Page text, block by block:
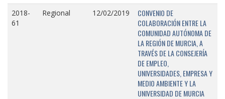
2018-
61
Regional 12/02/2019
CONVENIO DE
COLABORACIÓN ENTRE LA
COMUNIDAD AUTÓNOMA DE
LA REGIÓN DE MURCIA, A
TRAVÉS DE LA CONSEJERÍA
DE EMPLEO,
UNIVERSIDADES, EMPRESA Y
MEDIO AMBIENTE Y LA
UNIVERSIDAD DE MURCIA